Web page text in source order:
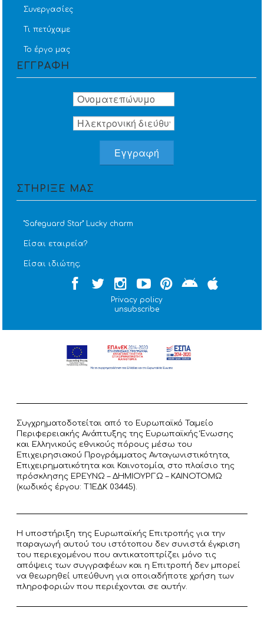
Συνεργασίες
Τι πετύχαμε
Το έργο μας
ΕΓΓΡΑΦΗ
ΣΤΗΡΙΞΕ ΜΑΣ
''Safeguard Star'' Lucky charm
Είσαι εταιρεία?
Είσαι ιδιώτης;
Privacy policy
unsubscribe
Συγχρηματοδοτείται από το Ευρωπαϊκό Ταμείο
Περιφερειακής Ανάπτυξης της Ευρωπαϊκής Ένωσης
και Ελληνικούς εθνικούς πόρους μέσω του
Επιχειρησιακού Προγράμματος Ανταγωνιστικότητα,
Επιχειρηματικότητα και Καινοτομία, στο πλαίσιο της
πρόσκλησης ΕΡΕΥΝΩ – ΔΗΜΙΟΥΡΓΩ – ΚΑΙΝΟΤΟΜΩ
(κωδικός έργου: T1ΕΔΚ 03445).
Η υποστήριξη της Ευρωπαϊκής Επιτροπής για την
παραγωγή αυτού του ιστότοπου δεν συνιστά έγκριση
του περιεχομένου που αντικατοπτρίζει μόνο τις
απόψεις των συγγραφέων και η Επιτροπή δεν μπορεί
να θεωρηθεί υπεύθυνη για οποιαδήποτε χρήση των
πληροφοριών που περιέχονται σε αυτήν.